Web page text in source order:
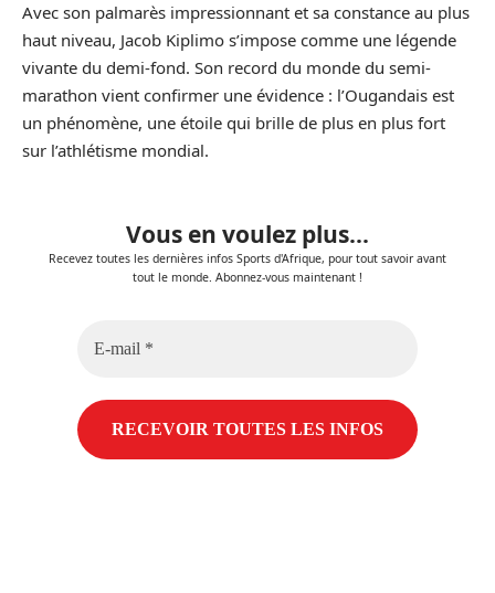
Avec son palmarès impressionnant et sa constance au plus
haut niveau, Jacob Kiplimo s’impose comme une légende
vivante du demi-fond. Son record du monde du semi-
marathon vient confirmer une évidence : l’Ougandais est
un phénomène, une étoile qui brille de plus en plus fort
sur l’athlétisme mondial.
Vous en voulez plus...
Recevez toutes les dernières infos Sports d'Afrique, pour tout savoir avant
tout le monde. Abonnez-vous maintenant !